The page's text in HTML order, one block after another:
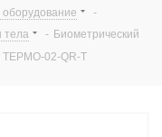
-
тела
- Биометрический
ТЕРМО-02-QR-T